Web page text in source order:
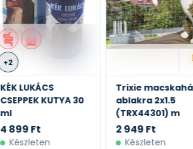
+2
KÉK LUKÁCS
CSEPPEK KUTYA 30
ml
4 899 Ft
Készleten
Trixie
ablakra 2x1.5
(TRX44301) m
2 949 Ft
Készleten